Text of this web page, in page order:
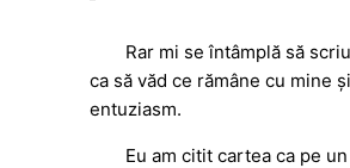
Rar mi se întâmplă să
ca să văd ce rămâne cu mine
entuziasm.
Eu am citit cartea ca pe